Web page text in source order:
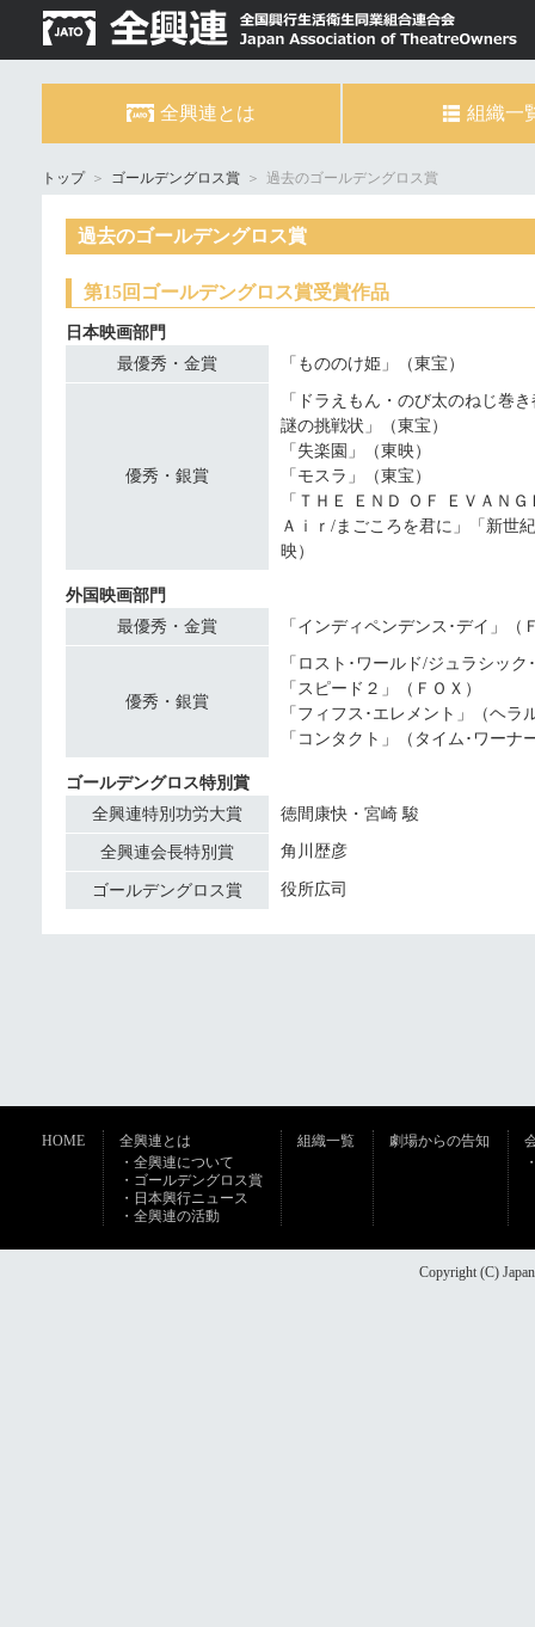
全興連とは 組織一
トップ ＞ ゴールデングロス賞 ＞ 過去のゴールデングロス賞
過去のゴールデングロス賞
第15回ゴールデングロス賞受賞作品
日本映画部門
最優秀・金賞
「もののけ姫」（東宝）
優秀・銀賞
「ドラえもん・のび太のねじ巻
謎の挑戦状」（東宝）
「失楽園」（東映）
「モスラ」（東宝）
「ＴＨＥ ＥＮＤ ＯＦ ＥＶＡＮ
Ａｉｒ/まごころを君に」「新
映）
外国映画部門
最優秀・金賞
「インディペンデンス･デイ」（
優秀・銀賞
「ロスト･ワールド/ジュラシッ
「スピード２」（ＦＯＸ）
「フィフス･エレメント」（ヘラ
「コンタクト」（タイム･ワーナ
ゴールデングロス特別賞
全興連特別功労大賞
徳間康快・宮崎 駿
全興連会長特別賞 角川歴彦
ゴールデングロス賞 役所広司
HOME
全興連とは
・全興連について
・ゴールデングロス賞
・日本興行ニュース
・全興連の活動
組織一覧 劇場からの告知
Copyright (C)